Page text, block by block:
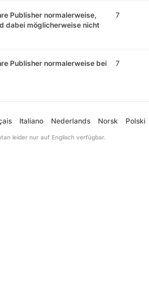
Publisher normalerweise,
dabei möglicherweise nicht
7
Publisher normalerweise bei
7
Italiano Nederlands Norsk Polski
leider nur auf Englisch verfügbar.